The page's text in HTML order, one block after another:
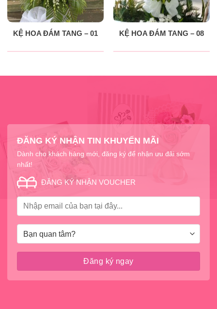
KỆ HOA ĐÁM TANG – 01 KỆ HOA ĐÁM TANG – 08
ĐĂNG KÝ NHẬN TIN KHUYẾN MÃI
Dành cho khách hàng mới, đăng ký để nhận ưu đãi sớm
nhất!
ĐĂNG KÝ NHẬN VOUCHER